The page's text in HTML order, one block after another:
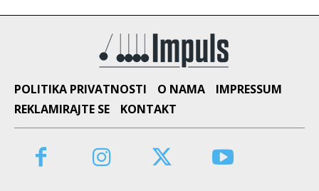
POLITIKA PRIVATNOSTI O NAMA
IMPRESSUM
REKLAMIRAJTE SE
KONTAKT